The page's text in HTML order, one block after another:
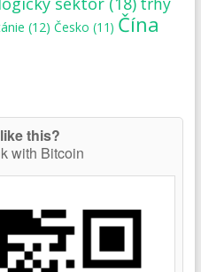
(12) Česko (11) Čína
this?
with Bitcoin